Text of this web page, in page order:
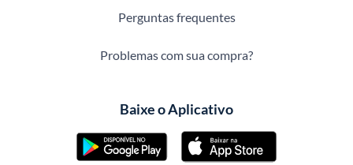
Perguntas frequentes
Problemas com sua compra?
Baixe o Aplicativo